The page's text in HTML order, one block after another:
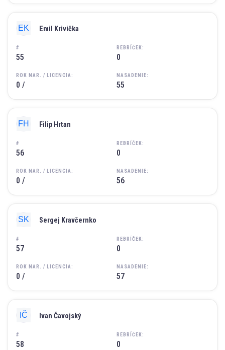
#
55
Emil Krivička
ROK NAR. / LICENCIA:
0 /
REBRÍČEK:
0
NASADENIE:
55
#
56
Filip Hrtan
ROK NAR. / LICENCIA:
0 /
REBRÍČEK:
0
NASADENIE:
56
#
57
Sergej Kravčernko
ROK NAR. / LICENCIA:
0 /
REBRÍČEK:
0
NASADENIE:
57
#
58
Ivan Čavojský
REBRÍČEK:
0